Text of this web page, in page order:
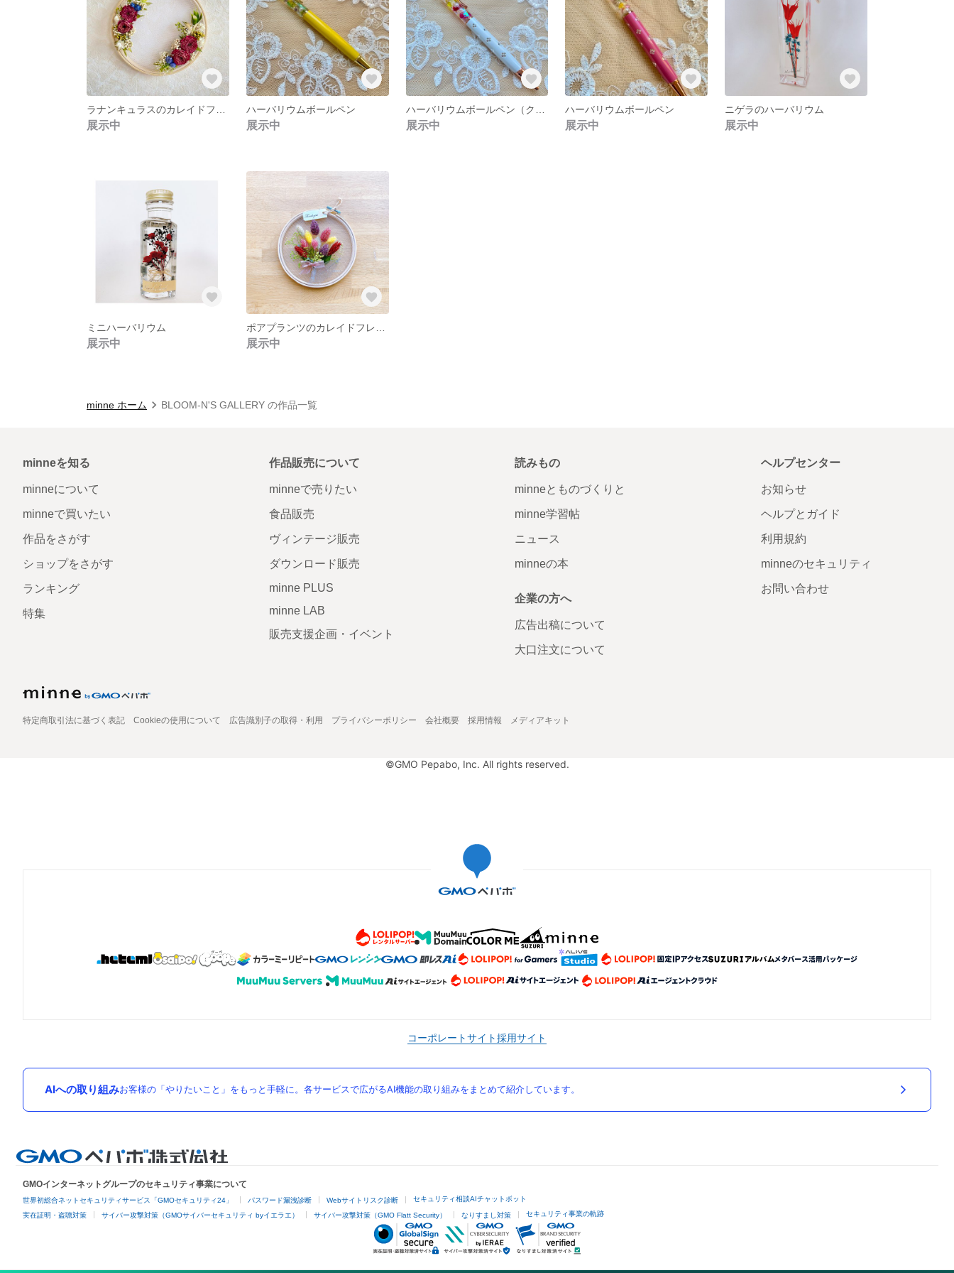
展示中
ハーバリウムボールペン
展示中 展示中
ハーバリウムボールペン
展示中
ニゲラのハーバリウム
展示中
ミニハーバリウム
展示中 展示中
minne ホーム BLOOM-N'S GALLERY の作品一覧
minneを知る
minneについて
minneで買いたい
作品をさがす
ショップをさがす
ランキング
特集
作品販売について
minneで売りたい
食品販売
ヴィンテージ販売
ダウンロード販売
minne PLUS
minne LAB
販売支援企画・イベント
読みもの
minneとものづくりと
minne学習帖
ニュース
minneの本
企業の方へ
広告出稿について
大口注文について
ヘルプセンター
お知らせ
ヘルプとガイド
利用規約
minneのセキュリティ
お問い合わせ
特定商取引法に基づく表記 Cookieの使用について 広告識別子の取得・利用 プライバシーポリシー 会社概要 採用情報 メディアキット
©GMO Pepabo, Inc. All rights reserved.
コーポレートサイト採用サイト
AIへの取り組みお客様の「やりたいこと」をもっと手軽に。各サービスで広がるAI機能の取り組みをまとめて紹介しています。
GMOインターネットグループのセキュリティ事業について
世界初総合ネットセキュリティサービス「GMOセキュリティ24」 パスワード漏洩診断 Webサイトリスク診断 セキュリティ相談AIチャットボット
実在証明・盗聴対策 サイバー攻撃対策（GMOサイバーセキュリティ byイエラエ） サイバー攻撃対策（GMO Flatt Security） なりすまし対策 セキュリティ事業の軌跡